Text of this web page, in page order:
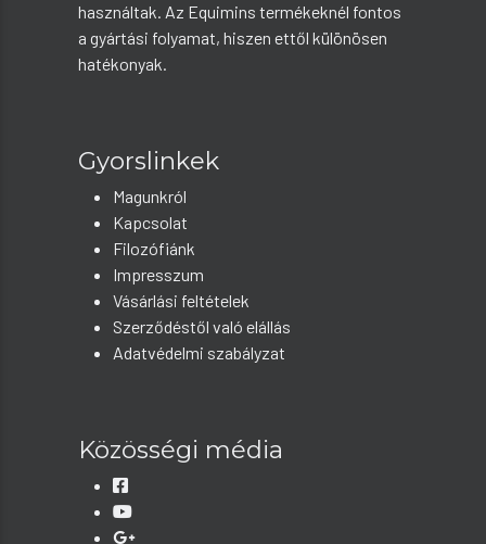
használtak. Az Equimins termékeknél fontos
a gyártási folyamat, hiszen ettől különösen
hatékonyak.
Gyorslinkek
Magunkról
Kapcsolat
Filozófiánk
Impresszum
Vásárlási feltételek
Szerződéstől való elállás
Adatvédelmi szabályzat
Közösségi média